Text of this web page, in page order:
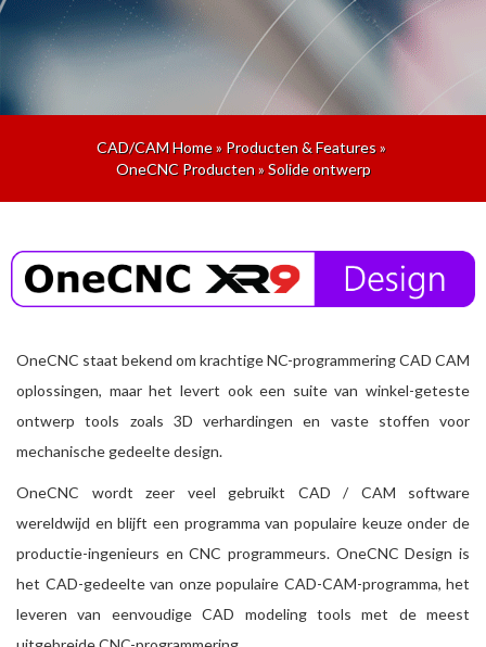
CAD/CAM Home» Producten & Features»
OneCNC Producten»Solide ontwerp
OneCNC staat bekend om krachtige NC-programmering CAD CAM
oplossingen, maar het levert ook een suite van winkel-geteste
ontwerp tools zoals 3D verhardingen en vaste stoffen voor
mechanische gedeelte design.
OneCNC wordt zeer veel gebruikt CAD / CAM software
wereldwijd en blijft een programma van populaire keuze onder de
productie-ingenieurs en CNC programmeurs. OneCNC Design is
het CAD-gedeelte van onze populaire CAD-CAM-programma, het
leveren van eenvoudige CAD modeling tools met de meest